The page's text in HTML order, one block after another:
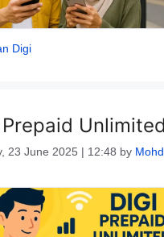
Digi
23 June 2025 | 12:48 by